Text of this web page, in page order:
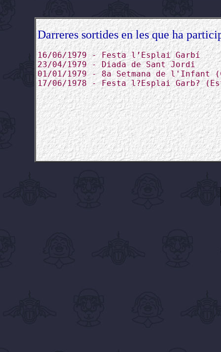
Darreres sortides en les que ha
16/06/1979 - Festa l’Esplai Garbí
23/04/1979 - Diada de Sant Jordi
01/01/1979 - 8a Setmana de l'Infant
17/06/1978 - Festa l?Esplai Garb?